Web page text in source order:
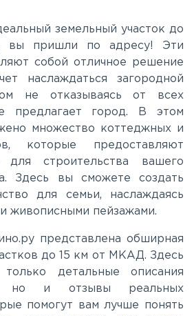
земельный участок до
вы пришли по адресу! Эти
собой отличное решение
наслаждаться загородной
не отказываясь от всех
предлагает город. В этом
множество коттеджных и
которые предоставляют
строительства вашего
Здесь вы сможете создать
для семьи, наслаждаясь
живописными пейзажами.
представлена обширная
до 15 км от МКАД. Здесь
детальные описания
но и отзывы реальных
помогут вам лучше понять